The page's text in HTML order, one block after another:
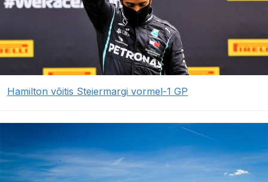
Hamilton võitis Steiermargi vormel-1 GP